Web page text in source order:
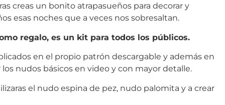
creas un bonito atrapasueños para decorar y
esas noches que a veces nos sobresaltan.
regalo, es un kit para todos los públicos.
en el propio patrón descargable y además en
nudos básicos en video y con mayor detalle.
el nudo espina de pez, nudo palomita y a crear